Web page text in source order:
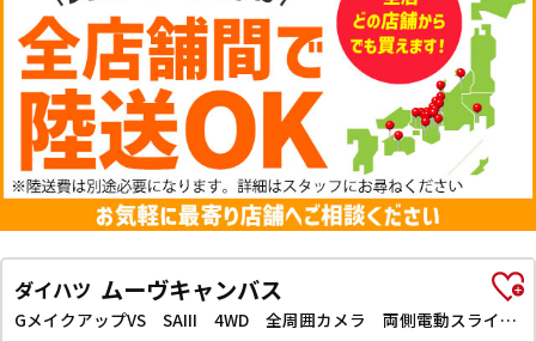
ダイハツ ムーヴキャンバス
GメイクアップVS SAIII 4WD 全周囲カメラ 両側電動スライドドア ナビ TV クリアランスソナー 衝突被害軽減システム オートマチックハイビーム オートライト LEDヘッドランプ スマートキー アイドリングストップ